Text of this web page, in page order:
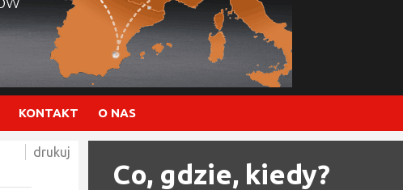
KONTAKT O NAS
drukuj
Co, gdzie, kiedy?